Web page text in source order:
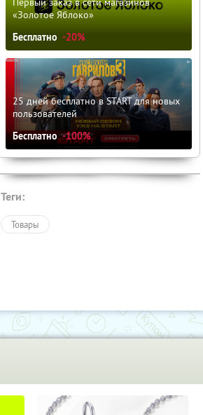
«Золотое Яблоко»
Бесплатно -20%
25 дней бесплатно в START для новых
пользователей
Бесплатно -100%
Теги:
Товары